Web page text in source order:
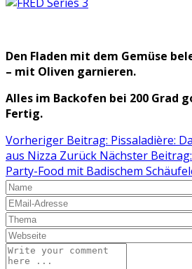
Den Fladen mit dem Gemüse
– mit Oliven garnieren.
Alles im Backofen bei 200 Grad
Fertig.
Vorheriger Beitrag: Pissaladière:
aus Nizza Zurück Nächster
Party-Food mit Badischem